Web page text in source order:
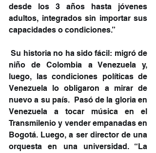
desde los 3 años hasta jóvenes
adultos, integrados sin importar sus
capacidades o condiciones.”
Su historia no ha sido fácil: migró de
niño de Colombia a Venezuela y,
luego, las condiciones políticas de
Venezuela lo obligaron a mirar de
nuevo a su país.  Pasó de la gloria en
Venezuela a tocar música en el
Transmilenio y vender empanadas en
Bogotá. Luego, a ser director de una
orquesta en una universidad. “La